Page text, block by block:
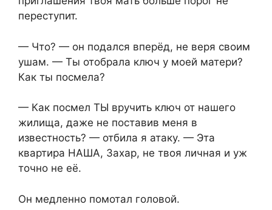
переступит.
— Что? — он подался вперёд, не веря своим
ушам. — Ты отобрала ключ у моей матери?
Как ты посмела?
— Как посмел ТЫ вручить ключ от нашего
жилища, даже не поставив меня в
известность? — отбила я атаку. — Эта
квартира НАША, Захар, не твоя личная и уж
точно не её.
Он медленно помотал головой.